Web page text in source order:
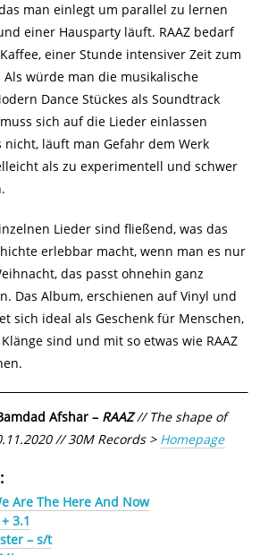
man einlegt um parallel zu lernen
einer Hausparty läuft. RAAZ bedarf
einer Stunde intensiver Zeit zum
würde man die musikalische
Dance Stückes als Soundtrack
sich auf die Lieder einlassen
nicht, läuft man Gefahr dem Werk
als zu experimentell und schwer
Lieder sind fließend, was das
erlebbar macht, wenn man es nur
das passt ohnehin ganz
Das Album, erschienen auf Vinyl und
sich ideal als Geschenk für Menschen,
sind und mit so etwas wie RAAZ
Afshar – RAAZ// The shape of
// 30M Records> Homepage
Are The Here And Now
3.1
– s/t